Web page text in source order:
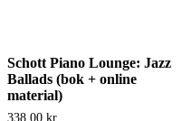
Schott Piano Lounge: Jazz
Ballads (bok + online
material)
338,00 kr